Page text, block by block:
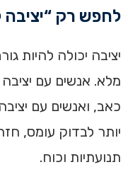
לחפש רק “יציבה
יציבה יכולה להיות
מלא. אנשים עם
כאב, ואנשים עם
יותר לבדוק עומס,
תנועתיות וכוח.